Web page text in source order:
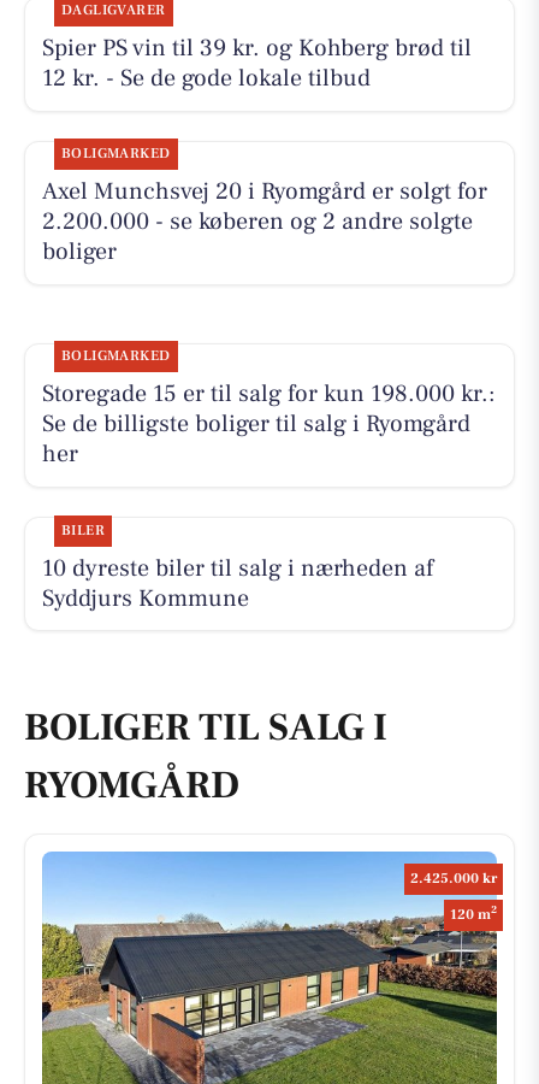
DAGLIGVARER
Spier PS vin til 39 kr. og Kohberg brød til
12 kr. - Se de gode lokale tilbud
BOLIGMARKED
Axel Munchsvej 20 i Ryomgård er solgt for
2.200.000 - se køberen og 2 andre solgte
boliger
BOLIGMARKED
Storegade 15 er til salg for kun 198.000 kr.:
Se de billigste boliger til salg i Ryomgård
her
BILER
10 dyreste biler til salg i nærheden af
Syddjurs Kommune
BOLIGER TIL SALG I
RYOMGÅRD
2.425.000 kr
120 m2